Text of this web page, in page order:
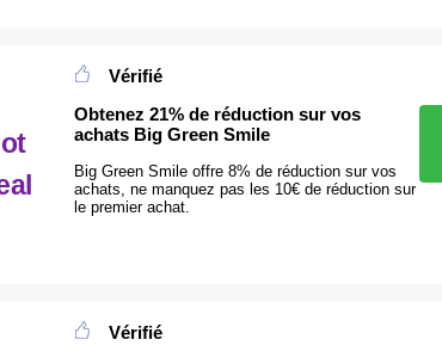
Vérifié
Obtenez 21% de réduction sur vos
achats Big Green Smile
Big Green Smile offre 8% de réduction sur vos
achats, ne manquez pas les 10€ de réduction sur
le premier achat.
Vérifié